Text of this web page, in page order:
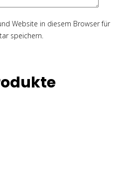
Website in diesem Browser für
speichern.